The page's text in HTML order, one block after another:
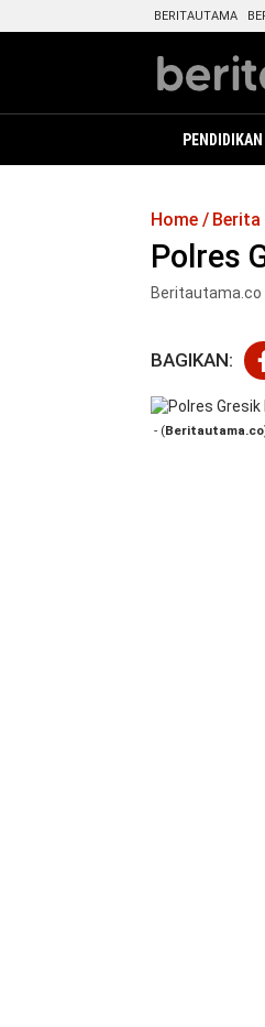
BERITAUTAMA
PENDIDIKAN
Home Berita
Polres
Beritautama.co
BAGIKAN:
- (Beritautama.co